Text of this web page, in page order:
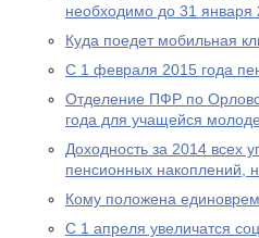
необходимо до 31 января
Куда поедет мобильная
С 1 февраля 2015 года
Отделение ПФР по
года для учащейся
Доходность за 2014 всех
пенсионных накоплений,
Кому положена
С 1 апреля увеличатся